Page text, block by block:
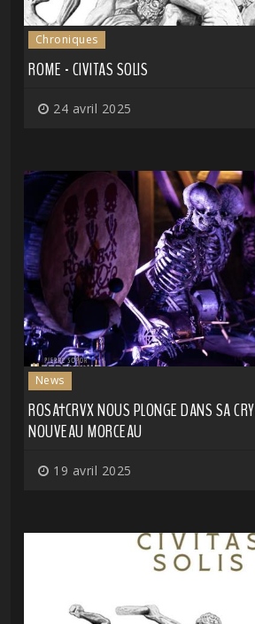
Chroniques
ROME - CIVITAS SOLIS
24 avril 2025
News
ROSA†CRVX NOUS PLONGE DANS SA
NOUVEAU MORCEAU
19 avril 2025